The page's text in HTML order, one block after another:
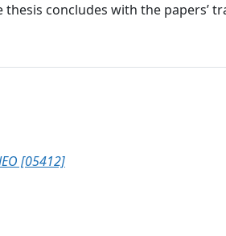
concludes with the papers’
[05412]